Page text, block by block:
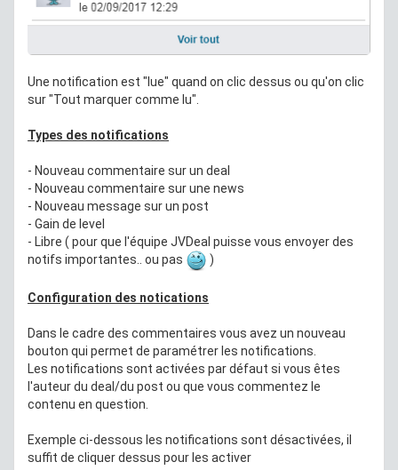
Une notification est "lue" quand on clic dessus ou qu'on clic
sur "Tout marquer comme lu".
Types des notifications
- Nouveau commentaire sur un deal
- Nouveau commentaire sur une news
- Nouveau message sur un post
- Gain de level
- Libre ( pour que l'équipe JVDeal puisse vous envoyer des
notifs importantes.. ou pas
)
Configuration des notications
Dans le cadre des commentaires vous avez un nouveau
bouton qui permet de paramétrer les notifications.
Les notifications sont activées par défaut si vous êtes
l'auteur du deal/du post ou que vous commentez le
contenu en question.
Exemple ci-dessous les notifications sont désactivées, il
suffit de cliquer dessus pour les activer